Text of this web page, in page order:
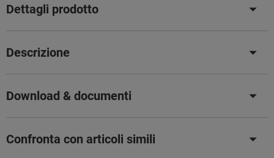
Dettagli prodotto
Descrizione
Download & documenti
Confronta con articoli simili